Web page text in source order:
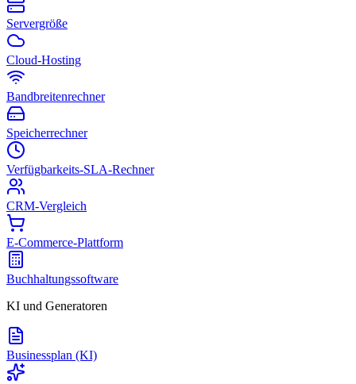
Servergröße
Cloud-Hosting
Bandbreitenrechner
Speicherrechner
Verfügbarkeits-SLA-Rechner
CRM-Vergleich
E-Commerce-Plattform
Buchhaltungssoftware
KI und Generatoren
Businessplan (KI)